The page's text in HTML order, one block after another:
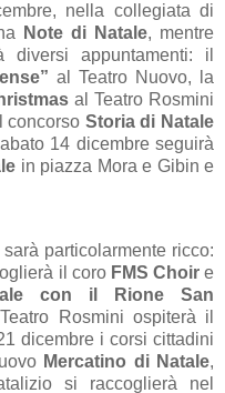
nella collegiata di
Note di Natale, mentre
appuntamenti: il
al Teatro Nuovo, la
al Teatro Rosmini
concorso Storia di Natale
14 dicembre seguirà
in piazza Mora e Gibin e
particolarmente ricco:
il coro FMS Choire
con il Rione San
Rosmini ospiterà il
dicembre i corsi cittadini
Mercatino di Natale,
si raccoglierà nel